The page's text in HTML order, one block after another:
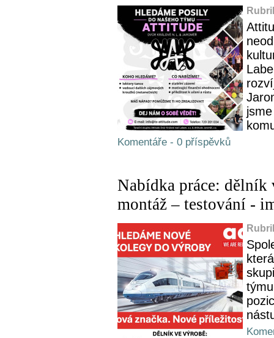
Komentáře - 0 příspěvků
Nabídka práce:
montáž – testování -